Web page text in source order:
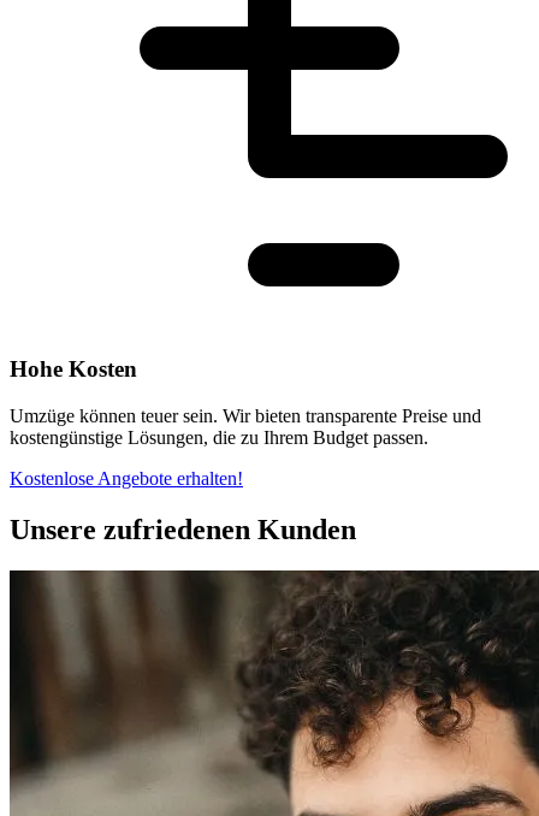
Hohe Kosten
Umzüge können teuer sein. Wir bieten transparente Preise und
kostengünstige Lösungen, die zu Ihrem Budget passen.
Kostenlose Angebote erhalten!
Unsere zufriedenen Kunden